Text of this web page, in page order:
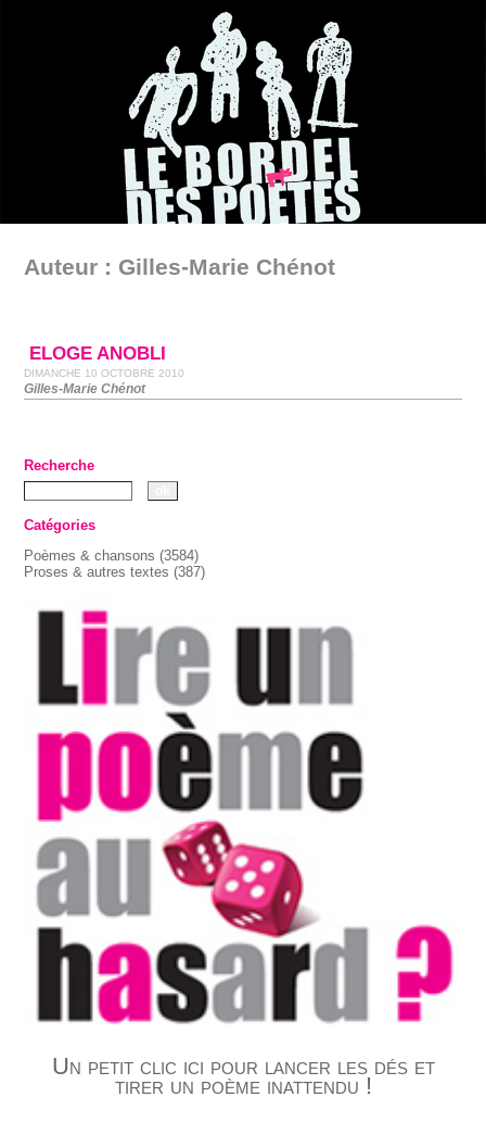
Auteur : Gilles-Marie Chénot
ELOGE ANOBLI
DIMANCHE 10 OCTOBRE 2010
Gilles-Marie Chénot
Recherche
Catégories
Poèmes & chansons (3584)
Proses & autres textes (387)
Un petit clic ici pour lancer les dés et
tirer un poème inattendu !